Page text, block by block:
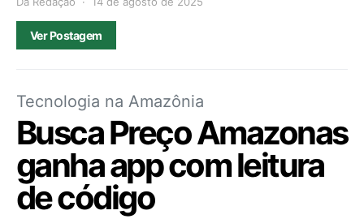
Ver Postagem
Tecnologia na Amazônia
Busca Preço Amazonas
ganha app com leitura
de código